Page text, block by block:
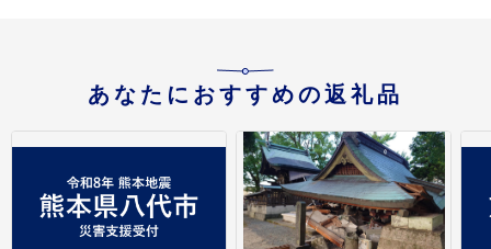
あなたにおすすめの返礼品